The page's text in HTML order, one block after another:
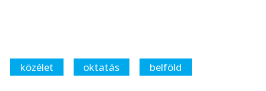
közélet oktatás belföld